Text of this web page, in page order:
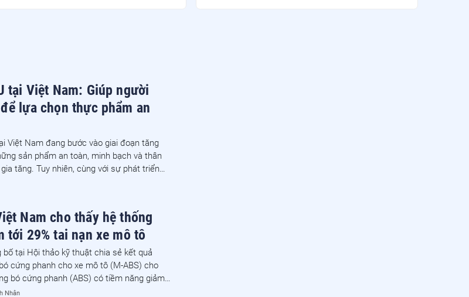
tại Việt Nam: Giúp người
lựa chọn thực phẩm an
Việt Nam đang bước vào giai đoạn tăng
sản phẩm an toàn, minh bạch và thân
tăng. Tuy nhiên, cùng với sự phát triển
của người tiêu dùng trước "ma trận" các
Nam cho thấy hệ thống
tới 29% tai nạn xe mô tô
tại Hội thảo kỹ thuật chia sẻ kết quả
cứng phanh cho xe mô tô (M-ABS) cho
bó cứng phanh (ABS) có tiềm năng giảm
tử vong và bị thương liên quan đến xe mô
Nhân